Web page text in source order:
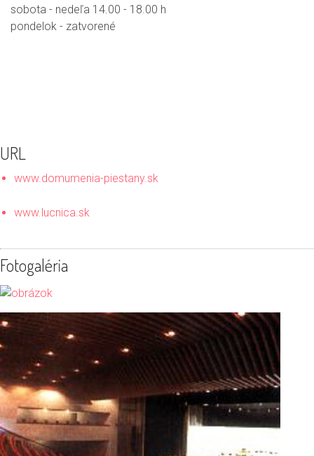
sobota - nedeľa 14.00 - 18.00 h
pondelok - zatvorené
URL
www.domumenia-piestany.sk
www.lucnica.sk
Fotogaléria